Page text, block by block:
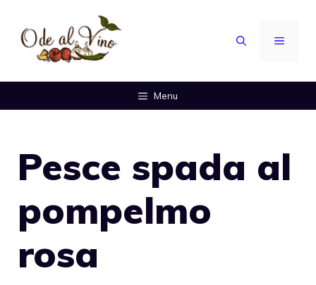
contenuto
MENU
Menu
Pesce spada al
pompelmo
rosa